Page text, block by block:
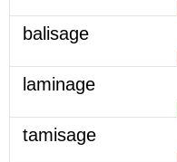
balisage
laminage
tamisage